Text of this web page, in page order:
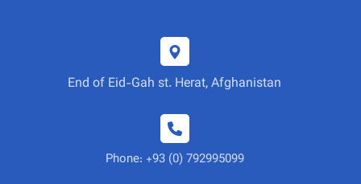
End of Eid-Gah st. Herat, Afghanistan
Phone: +93 (0) 792995099